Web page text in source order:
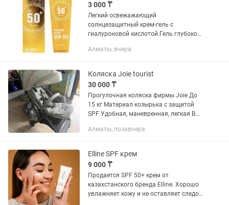
3 000 ₸
Легкий освежажающий
солнцезащитный крем-гель с
гиалуроновой кислотой.Гель глубоко
от негативного воздействия солнечных
Алматы, вчера
Коляска Joie tourist
30 000 ₸
Прогулочная коляска фирмы Joie До
15 кг Материал козырька с защитой
SPF Удобная, маневренная, легкая В
Алматы, позавчера
Elline SPF крем
9 000 ₸
Продается SPF 50+ крем от
казахстанского бренда Elline. Хорошо
увлажняет кожу и не оставляет следов.